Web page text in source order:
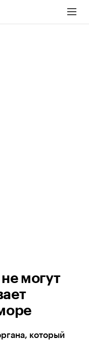
могут
который